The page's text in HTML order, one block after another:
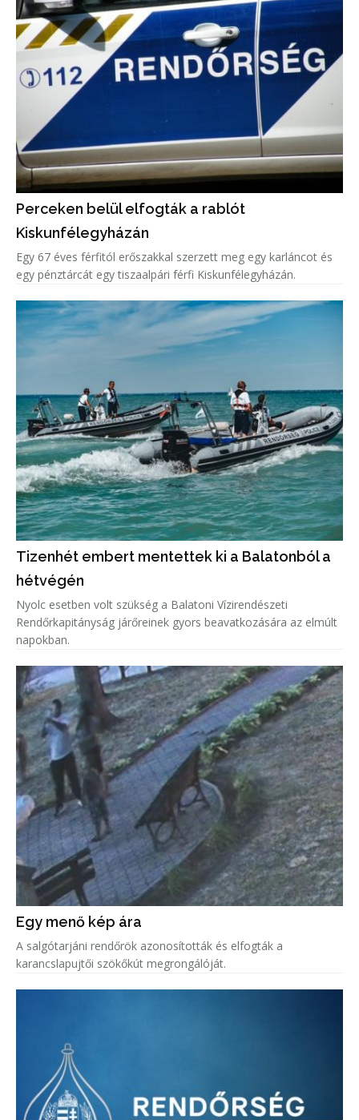
Perceken belül elfogták a rablót
Kiskunfélegyházán
Egy 67 éves férfitól erőszakkal szerzett meg egy karláncot és
egy pénztárcát egy tiszaalpári férfi Kiskunfélegyházán.
Tizenhét embert mentettek ki a Balatonból a
hétvégén
Nyolc esetben volt szükség a Balatoni Vízirendészeti
Rendőrkapitányság járőreinek gyors beavatkozására az elmúlt
napokban.
Egy menő kép ára
A salgótarjáni rendőrök azonosították és elfogták a
karancslapujtői szökőkút megrongálóját.